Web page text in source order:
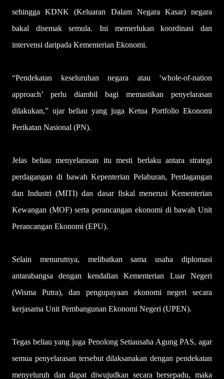
sehingga KDNK (Keluaran Dalam Negara Kasar) negara
bakal disemak semula. Ini memerlukan koordinasi dan
intervensi daripada Kementerian Ekonomi.
“Pendekatan keseluruhan negara atau ‘whole-of-nation
approach’ perlu diambil bagi memastikan penyelarasan
dilakukan,” ujar beliau yang juga Ketua Portfolio Ekonomi
Perikatan Nasional (PN).
Jelas beliau menyelarasan itu mesti berlaku antara strategi
perdagangan di bawah Kepenterian Pelaburan, Perdagangan
dan Industri (MITI) dan dasar fiskal menerusi Kementerian
Kewangan (MOF) serta perancangan ekonomi di bawah Unit
Perancangan Ekonomi (EPU).
Selain menurutnya, melibatkan sama usaha diplomasi
antarabangsa dengan kendalian Kementerian Luar Negeri
(Wisma Putra), dan pengupayaan ekonomi negeri secara
kerjasama Unit Pembangunan Ekonomi Negeri (UPEN).
Tegas beliau yang juga Penolong Setiausaha Agung PAS, agar
semua penyelarasan tersebut dilaksanakan dengan pendekatan
menyeluruh dan dapat diwujudkan secara bersepadu, maka